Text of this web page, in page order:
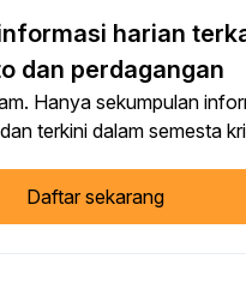
harian
dan perdagangan
Hanya sekumpulan
terkini dalam semesta
Daftar sekarang